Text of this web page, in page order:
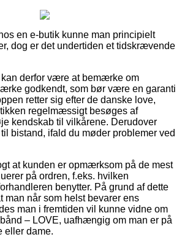
en e-butik kunne man principielt
dog er det undertiden et tidskrævende
derfor være at bemærke om
godkendt, som bør være en garanti
retter sig efter de danske love,
regelmæssigt besøges af
kendskab til vilkårene. Derudover
bistand, ifald du møder problemer ved
at kunden er opmærksom på de mest
på ordren, f.eks. hvilken
benytter. På grund af dette
man når som helst bevarer ens
man i fremtiden vil kunne vidne om
– LOVE, uafhængig om man er på
eller dame.